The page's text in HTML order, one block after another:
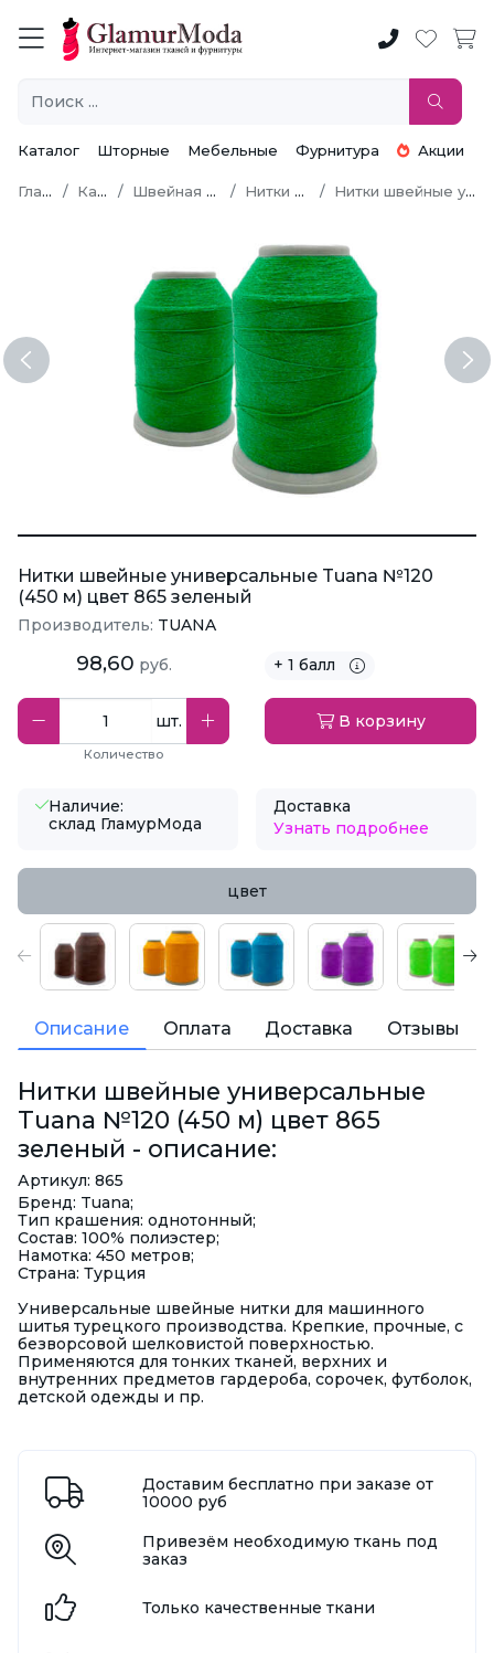
Каталог Шторные Мебельные Фурнитура Акции
Главная Каталог Швейная фурнитура Нитки швейные Нитки швейные универсальные
Previous
Нитки швейные универсальные Tuana №120
(450 м) цвет 865 зеленый
Производитель: TUANA
98,60 руб. + 1 балл
шт.
Количество
В корзину
Наличие:
склад ГламурМода
Доставка
Узнать подробнее
цвет
Описание Оплата Доставка Отзывы
Нитки швейные универсальные
Tuana №120 (450 м) цвет 865
зеленый - описание:
Артикул: 865
Бренд: Tuana;
Тип крашения: однотонный;
Состав: 100% полиэстер;
Намотка: 450 метров;
Страна: Турция
Универсальные швейные нитки для машинного
шитья турецкого производства. Крепкие, прочные, с
безворсовой шелковистой поверхностью.
Применяются для тонких тканей, верхних и
внутренних предметов гардероба, сорочек, футболок,
детской одежды и пр.
Доставим бесплатно при заказе от
10000 руб
Привезём необходимую ткань под
заказ
Только качественные ткани